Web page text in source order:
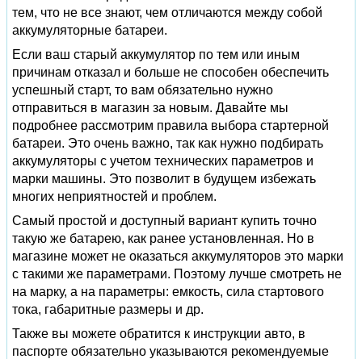
тем, что не все знают, чем отличаются между собой
аккумуляторные батареи.
Если ваш старый аккумулятор по тем или иным
причинам отказал и больше не способен обеспечить
успешный старт, то вам обязательно нужно
отправиться в магазин за новым. Давайте мы
подробнее рассмотрим правила выбора стартерной
батареи. Это очень важно, так как нужно подбирать
аккумуляторы с учетом технических параметров и
марки машины. Это позволит в будущем избежать
многих неприятностей и проблем.
Самый простой и доступный вариант купить точно
такую же батарею, как ранее установленная. Но в
магазине может не оказаться аккумуляторов это марки
с такими же параметрами. Поэтому лучше смотреть не
на марку, а на параметры: емкость, сила стартового
тока, габаритные размеры и др.
Также вы можете обратится к инструкции авто, в
паспорте обязательно указываются рекомендуемые